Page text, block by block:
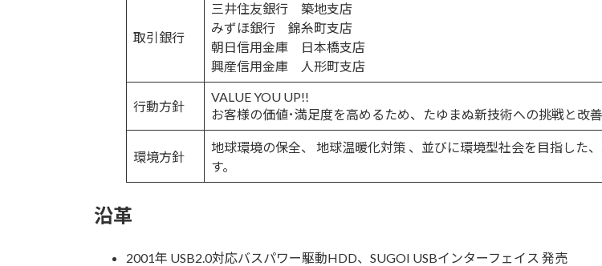
取引銀行
三井住友銀行 築地支店
みずほ銀行 錦糸町支店
朝日信用金庫 日本橋支店
興産信用金庫 人形町支店
行動方針
VALUE YOU UP!!
お客様の価値･満足度を高めるため、たゆまぬ新技術への挑戦と改
環境方針
地球環境の保全、 地球温暖化対策 、並びに環境型社会を目指した
す。
沿革
2001年 USB2.0対応バスパワー駆動HDD、SUGOI USBインターフェイス 発売